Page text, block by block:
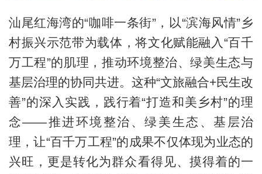
汕尾红海湾的“咖啡一条街”，以“滨海风情”乡
村振兴示范带为载体，将文化赋能融入“百千
万工程”的肌理，推动环境整治、绿美生态与
基层治理的协同共进。这种“文旅融合+民生改
善”的深入实践，践行着“打造和美乡村”的理
念——推进环境整治、绿美生态、基层治
理，让“百千万工程”的成果不仅体现为业态的
兴旺，更是转化为群众看得见、摸得着的一